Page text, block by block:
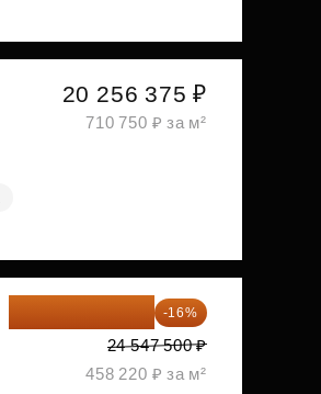
20 256 375 ₽
710 750 ₽ за м²
-16%
24 547 500 ₽
458 220 ₽ за м²